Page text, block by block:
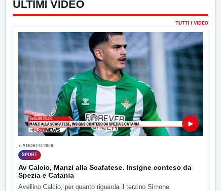
ULTIMI VIDEO
TUTTI I VIDEO
▶
7 AGOSTO 2026
SPORT
Av Calcio, Manzi alla Scafatese. Insigne conteso da
Spezia e Catania
Avellino Calcio, per quanto riguarda il terzino Simone